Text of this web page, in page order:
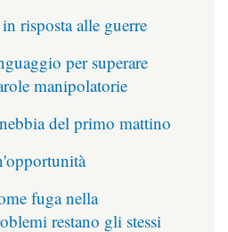
risposta alle guerre
per superare
manipolatorie
del primo mattino
fuga nella
restano gli stessi